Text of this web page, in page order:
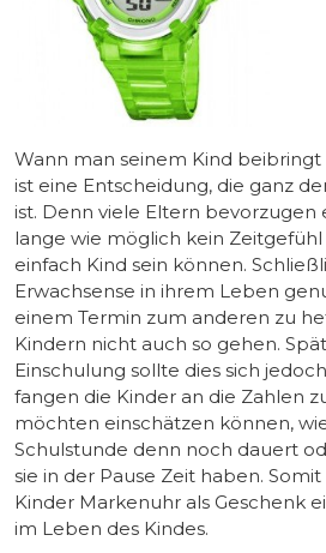
Wann man seinem Kind beibringt
ist eine Entscheidung, die ganz
ist. Denn viele Eltern bevorzugen
lange wie möglich kein
einfach Kind sein können.
Erwachsense in ihrem Leben
einem Termin zum anderen zu
Kindern nicht auch so gehen.
Einschulung sollte dies sich
fangen die Kinder an die Zahlen
möchten einschätzen können,
Schulstunde denn noch dauert
sie in der Pause Zeit haben.
Kinder Markenuhr als Geschenk
im Leben des Kindes.